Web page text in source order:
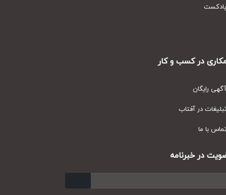
در کسب و کار
رایگان
در آفتاب
با ما
در خبرنامه